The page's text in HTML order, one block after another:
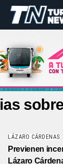
LÁZARO CÁRDENAS
Previenen
Lázaro